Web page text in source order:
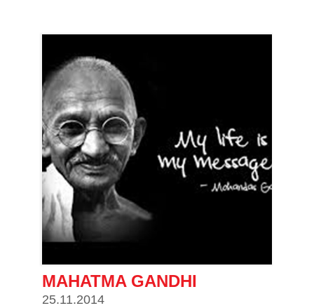
MAHATMA GANDHI
25.11.2014